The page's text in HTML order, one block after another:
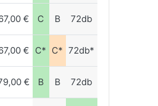
€ C B 72db
€ C* C* 72db*
€ B B 72db